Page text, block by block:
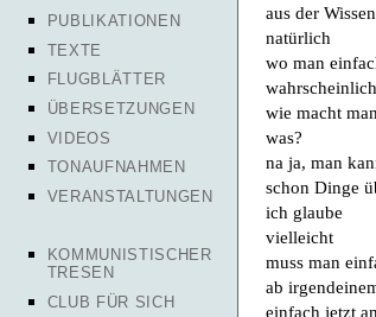
PUBLIKATIONEN
TEXTE
FLUGBLÄTTER
ÜBERSETZUNGEN
VIDEOS
TONAUFNAHMEN
VERANSTALTUNGEN
KOMMUNISTISCHER
TRESEN
CLUB FÜR SICH
aus der
natürlich
wo man
wahrscheinlich
wie macht
was?
na ja, man
schon Dinge
ich glaube
vielleicht
muss man
ab
einfach jetzt